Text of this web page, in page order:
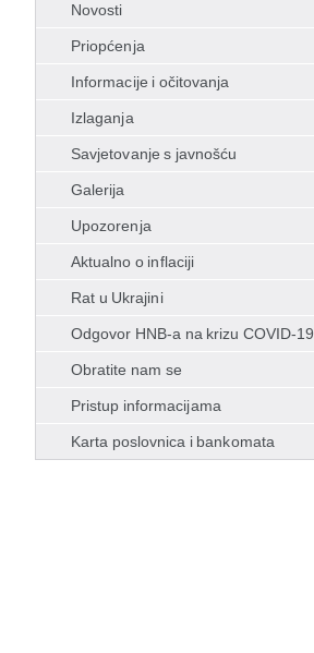
Novosti
Priopćenja
Informacije i očitovanja
Izlaganja
Savjetovanje s javnošću
Galerija
Upozorenja
Aktualno o inflaciji
Rat u Ukrajini
Odgovor HNB-a na krizu COVID-19
Obratite nam se
Pristup informacijama
Karta poslovnica i bankomata